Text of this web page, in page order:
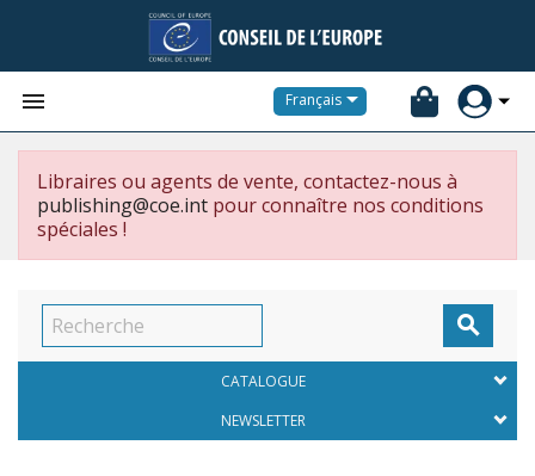
 Français
Libraires ou agents de vente, contactez-nous à
publishing@coe.int pour connaître nos conditions
spéciales !

CATALOGUE
NEWSLETTER